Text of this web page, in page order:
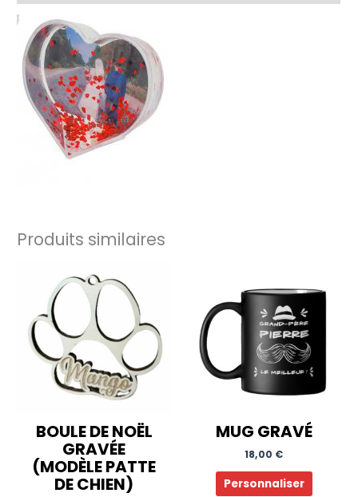
Produits similaires
BOULE DE NOËL
GRAVÉE
(MODÈLE PATTE
DE CHIEN)
MUG GRAVÉ
18,00 €
Personnaliser